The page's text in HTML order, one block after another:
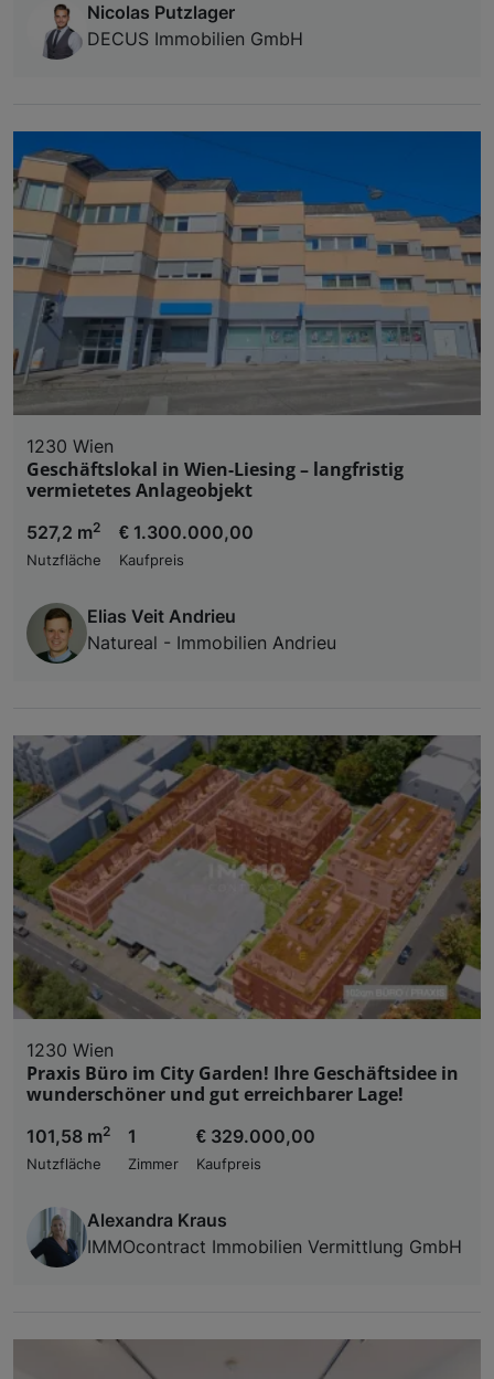
Nicolas Putzlager
DECUS Immobilien GmbH
1230 Wien
Geschäftslokal in Wien-Liesing – langfristig
vermietetes Anlageobjekt
527,2 m2
Nutzfläche
€ 1.300.000,00
Kaufpreis
Elias Veit Andrieu
Natureal - Immobilien Andrieu
1230 Wien
Praxis Büro im City Garden! Ihre Geschäftsidee in
wunderschöner und gut erreichbarer Lage!
101,58 m2
Nutzfläche
1
Zimmer
€ 329.000,00
Kaufpreis
Alexandra Kraus
IMMOcontract Immobilien Vermittlung GmbH